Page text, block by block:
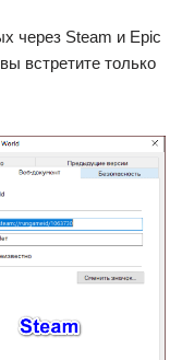
через Steam и Epic
встретите только